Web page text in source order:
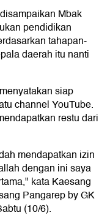
Mbak
pendidikan
tahapan-
daerah itu nanti
siap
channel YouTube.
restu dari
mendapatkan izin
dengan ini saya
kata Kaesang
Pangarep by GK
(10/6).